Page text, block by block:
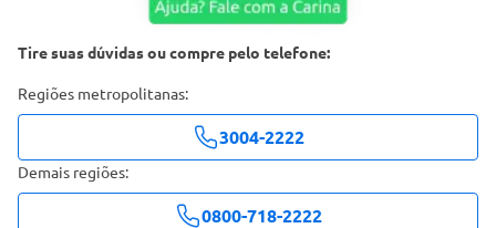
Tire suas dúvidas ou compre pelo telefone:
Regiões metropolitanas:
3004-2222
Demais regiões:
0800-718-2222